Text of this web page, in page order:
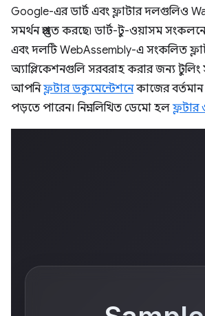
Google-এর ডার্ট এবং ফ্লাটার দলগুলিও
সমর্থন প্রস্তুত করছে৷ ডার্ট-টু-ওয়াসম
এবং দলটি WebAssembly-এ সংকলিত
অ্যাপ্লিকেশনগুলি সরবরাহ করার জন্য
আপনিফ্লটার ডকুমেন্টেশনেকাজের বর্তমান
পড়তে পারেন। নিম্নলিখিত ডেমো হলফ্লটার